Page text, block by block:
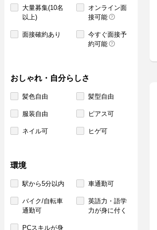
大量募集(10名
以上)
オンライン面
接可能
面接確約あり
今すぐ面接予
約可能
おしゃれ・自分らしさ
髪色自由 髪型自由
服装自由 ピアス可
ネイル可 ヒゲ可
環境
駅から5分以内 車通勤可
バイク/自転車
通勤可
英語力・語学
力が身に付く
PCスキルが身